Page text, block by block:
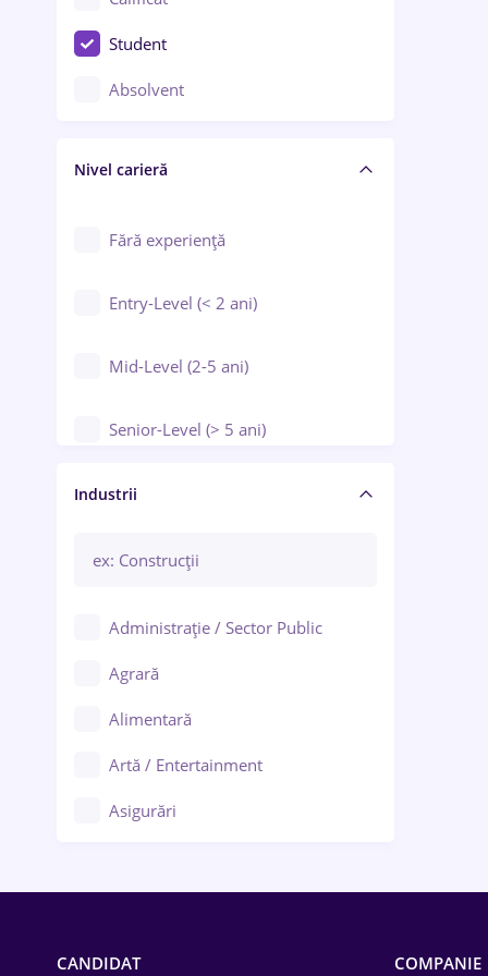
Construcții / Instalații
Controlul calității
Educație / Training / Arte
Student
Absolvent
Nivel carieră
Fără experiență
Entry-Level (< 2 ani)
Mid-Level (2-5 ani)
Senior-Level (> 5 ani)
Manager / Executiv
Industrii
Administrație / Sector Public
Agrară
Alimentară
Artă / Entertainment
Asigurări
CANDIDAT COMPANIE